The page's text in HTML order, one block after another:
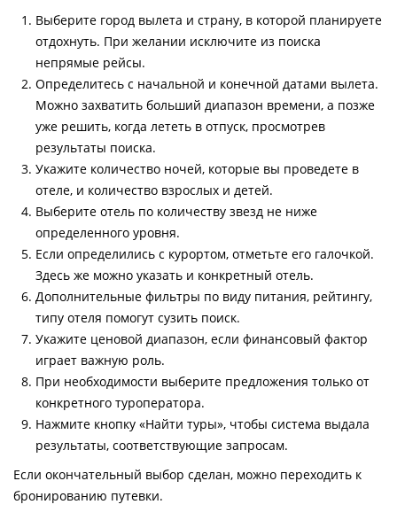
Выберите город вылета и страну, в которой планируете
отдохнуть. При желании исключите из поиска
непрямые рейсы.
Определитесь с начальной и конечной датами вылета.
Можно захватить больший диапазон времени, а позже
уже решить, когда лететь в отпуск, просмотрев
результаты поиска.
Укажите количество ночей, которые вы проведете в
отеле, и количество взрослых и детей.
Выберите отель по количеству звезд не ниже
определенного уровня.
Если определились с курортом, отметьте его галочкой.
Здесь же можно указать и конкретный отель.
Дополнительные фильтры по виду питания, рейтингу,
типу отеля помогут сузить поиск.
Укажите ценовой диапазон, если финансовый фактор
играет важную роль.
При необходимости выберите предложения только от
конкретного туроператора.
Нажмите кнопку «Найти туры», чтобы система выдала
результаты, соответствующие запросам.
Если окончательный выбор сделан, можно переходить к
бронированию путевки.